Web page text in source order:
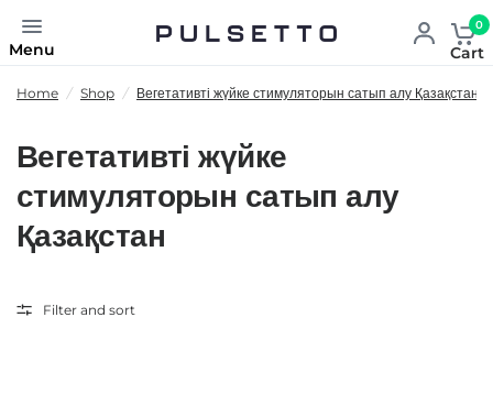
Menu
0
Cart
Home / Shop / Вегетативті жүйке стимуляторын сатып алу Қазақстан
Вегетативті жүйке
стимуляторын сатып алу
Қазақстан
Filter and sort